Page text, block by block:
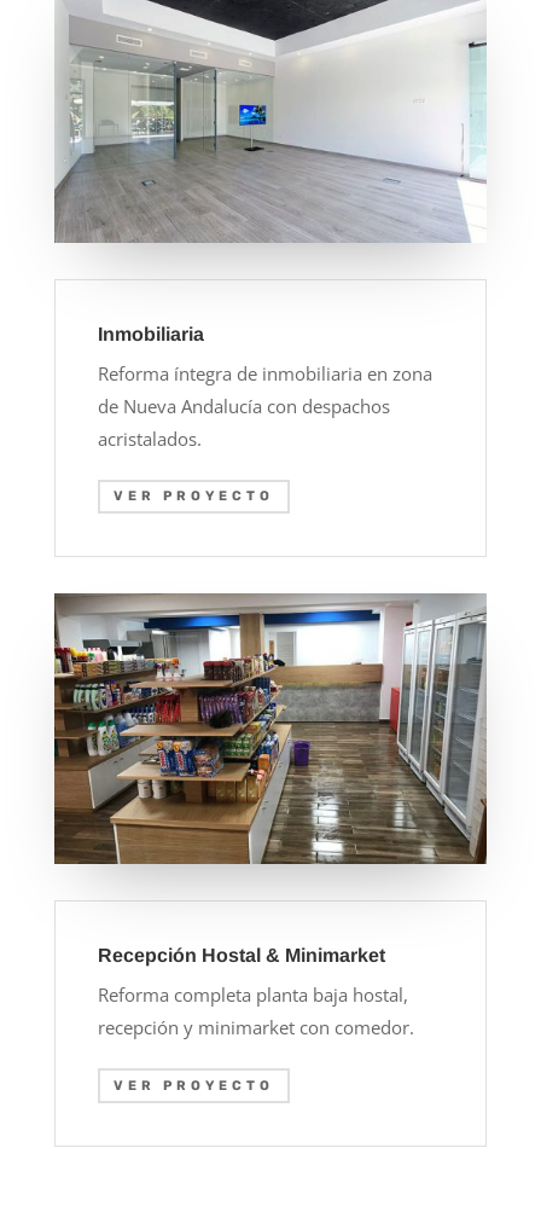
Inmobiliaria
Reforma íntegra de inmobiliaria en zona
de Nueva Andalucía con despachos
acristalados.
VER PROYECTO
Recepción Hostal & Minimarket
Reforma completa planta baja hostal,
recepción y minimarket con comedor.
VER PROYECTO